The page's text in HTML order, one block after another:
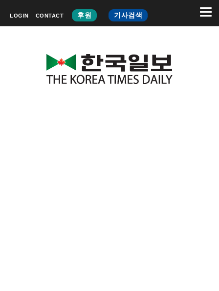
LOGIN CONTACT 후원 기사검색